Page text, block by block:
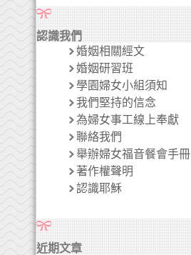
認識我們
婚姻相關經文
婚姻研習班
學園婦女小組須知
我們堅持的信念
為婦女事工線上奉獻
聯絡我們
舉辦婦女福音餐會手冊
著作權聲明
認識耶穌
近期文章